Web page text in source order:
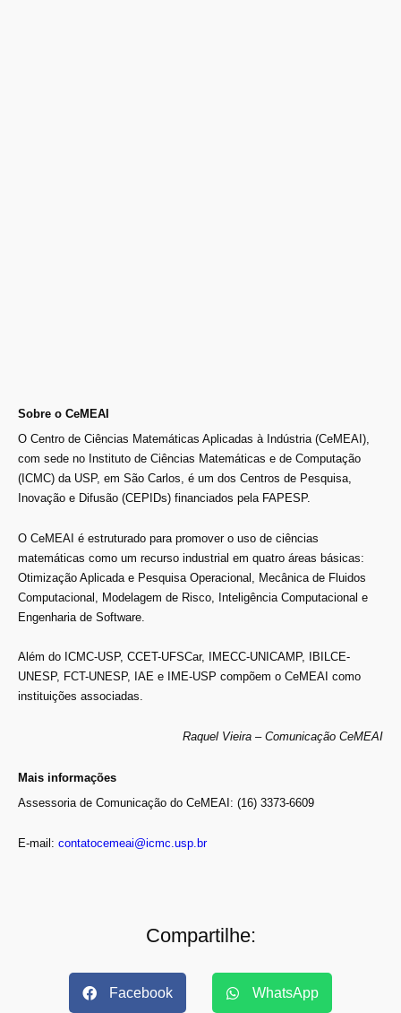
Sobre o CeMEAI
O Centro de Ciências Matemáticas Aplicadas à Indústria (CeMEAI),
com sede no Instituto de Ciências Matemáticas e de Computação
(ICMC) da USP, em São Carlos, é um dos Centros de Pesquisa,
Inovação e Difusão (CEPIDs) financiados pela FAPESP.
O CeMEAI é estruturado para promover o uso de ciências
matemáticas como um recurso industrial em quatro áreas básicas:
Otimização Aplicada e Pesquisa Operacional, Mecânica de Fluidos
Computacional, Modelagem de Risco, Inteligência Computacional e
Engenharia de Software.
Além do ICMC-USP, CCET-UFSCar, IMECC-UNICAMP, IBILCE-
UNESP, FCT-UNESP, IAE e IME-USP compõem o CeMEAI como
instituições associadas.
Raquel Vieira – Comunicação CeMEAI
Mais informações
Assessoria de Comunicação do CeMEAI: (16) 3373-6609
E-mail: contatocemeai@icmc.usp.br
Compartilhe:
Facebook WhatsApp